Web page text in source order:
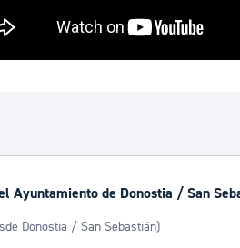
Ayuntamiento de Donostia / San
Donostia / San Sebastián)